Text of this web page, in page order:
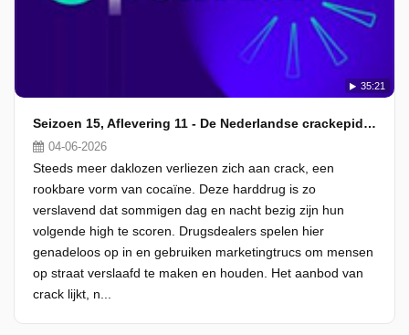
35:21
Seizoen 15, Aflevering 11 - De Nederlandse crackepidemie
04-06-2026
Steeds meer daklozen verliezen zich aan crack, een
rookbare vorm van cocaïne. Deze harddrug is zo
verslavend dat sommigen dag en nacht bezig zijn hun
volgende high te scoren. Drugsdealers spelen hier
genadeloos op in en gebruiken marketingtrucs om mensen
op straat verslaafd te maken en houden. Het aanbod van
crack lijkt, n...